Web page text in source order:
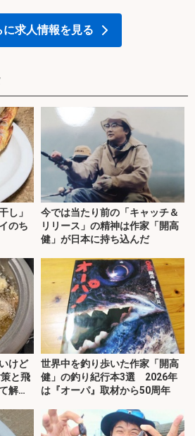
に求人情報を見る
し」
のち
今では当たり前の「キャッチ＆
リリース」の精神は作家「開高
健」が日本に持ち込んだ
けど
と飛
解
世界中を釣り歩いた作家「開高
健」の釣り紀行本3選 2026年
は『オーパ』取材から50周年